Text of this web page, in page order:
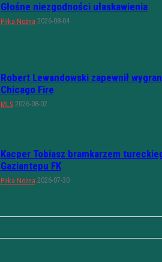
Głośne niezgodności ułaskawienia
Piłka Nożna 2026-08-04
Robert Lewandowski zapewnił
Chicago Fire
MLS 2026-08-02
Kacper Tobiasz bramkarzem
Gaziantepu FK
Piłka Nożna 2026-07-30